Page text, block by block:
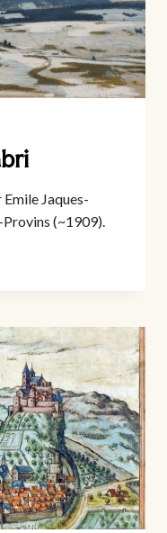
Emile Jaques-
(~1909).